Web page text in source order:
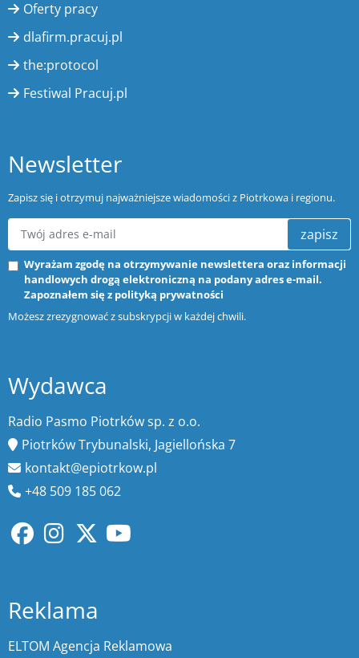
Oferty pracy
dlafirm.pracuj.pl
the:protocol
Festiwal Pracuj.pl
Newsletter
Zapisz się i otrzymuj najważniejsze wiadomości z Piotrkowa i regionu.
zapisz
Wyrażam zgodę na otrzymywanie newslettera oraz informacji
handlowych drogą elektroniczną na podany adres e-mail.
Zapoznałem się z polityką prywatności
Możesz zrezygnować z subskrypcji w każdej chwili.
Wydawca
Radio Pasmo Piotrków sp. z o.o.
Piotrków Trybunalski, Jagiellońska 7
kontakt@epiotrkow.pl
+48 509 185 062
Reklama
ELTOM Agencja Reklamowa